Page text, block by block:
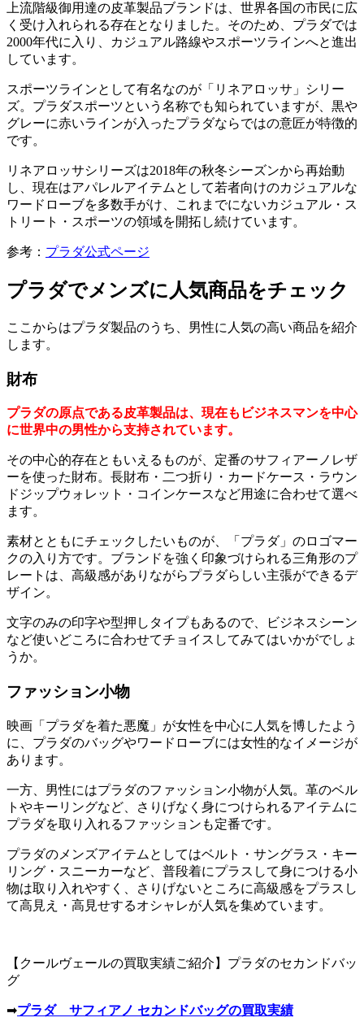
上流階級御用達の皮革製品ブランドは、世界各国の市民に広
く受け入れられる存在となりました。そのため、プラダでは
2000年代に入り、カジュアル路線やスポーツラインへと進出
しています。
スポーツラインとして有名なのが「リネアロッサ」シリー
ズ。プラダスポーツという名称でも知られていますが、黒や
グレーに赤いラインが入ったプラダならではの意匠が特徴的
です。
リネアロッサシリーズは2018年の秋冬シーズンから再始動
し、現在はアパレルアイテムとして若者向けのカジュアルな
ワードローブを多数手がけ、これまでにないカジュアル・ス
トリート・スポーツの領域を開拓し続けています。
参考： プラダ公式ページ
プラダでメンズに人気商品をチェック
ここからはプラダ製品のうち、男性に人気の高い商品を紹介
します。
財布
プラダの原点である皮革製品は、現在もビジネスマンを中心
に世界中の男性から支持されています。
その中心的存在ともいえるものが、定番のサフィアーノレザ
ーを使った財布。長財布・二つ折り・カードケース・ラウン
ドジップウォレット・コインケースなど用途に合わせて選べ
ます。
素材とともにチェックしたいものが、「プラダ」のロゴマー
クの入り方です。ブランドを強く印象づけられる三角形のプ
レートは、高級感がありながらプラダらしい主張ができるデ
ザイン。
文字のみの印字や型押しタイプもあるので、ビジネスシーン
など使いどころに合わせてチョイスしてみてはいかがでしょ
うか。
ファッション小物
映画「プラダを着た悪魔」が女性を中心に人気を博したよう
に、プラダのバッグやワードローブには女性的なイメージが
あります。
一方、男性にはプラダのファッション小物が人気。革のベル
トやキーリングなど、さりげなく身につけられるアイテムに
プラダを取り入れるファッションも定番です。
プラダのメンズアイテムとしてはベルト・サングラス・キー
リング・スニーカーなど、普段着にプラスして身につける小
物は取り入れやすく、さりげないところに高級感をプラスし
て高見え・高見せするオシャレが人気を集めています。
【クールヴェールの買取実績ご紹介】プラダのセカンドバッ
グ
➡プラダ サフィアノ セカンドバッグの買取実績